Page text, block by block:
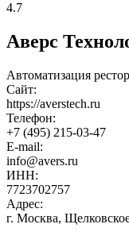
4.7
Аверс
Автоматизация
Сайт:
https://averstech.ru
Телефон:
+7 (495) 215-03-47
E-mail:
info@avers.ru
ИНН:
7723702757
Адрес:
г. Москва,